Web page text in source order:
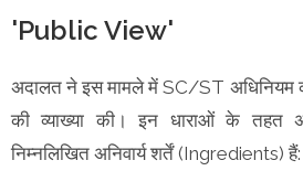
'Public View'
अदालत ने इस मामले में SC/ST अधिनियम
की व्याख्या की। इन धाराओं के तहत
निम्नलिखित अनिवार्य शर्तें (Ingredients) हैं: